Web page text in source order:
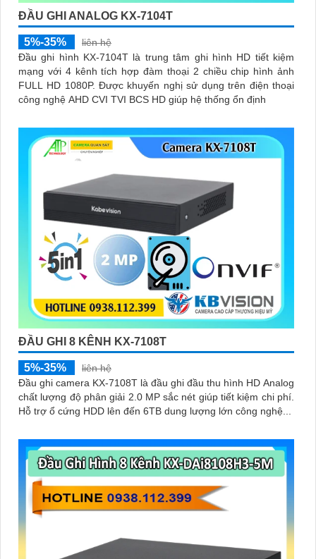
ĐẦU GHI ANALOG KX-7104T
5%-35%
liên hệ
Đầu ghi hình KX-7104T là trung tâm ghi hình HD tiết kiệm
mạng với 4 kênh tích hợp đàm thoại 2 chiều chip hình ảnh
FULL HD 1080P. Được khuyến nghị sử dụng trên điện thoại
công nghệ AHD CVI TVI BCS HD giúp hệ thống ổn định
ĐẦU GHI 8 KÊNH KX-7108T
5%-35%
liên hệ
Đầu ghi camera KX-7108T là đầu ghi đầu thu hình HD Analog
chất lượng độ phân giải 2.0 MP sắc nét giúp tiết kiệm chi phí.
Hỗ trợ ổ cứng HDD lên đến 6TB dung lượng lớn công nghệ...